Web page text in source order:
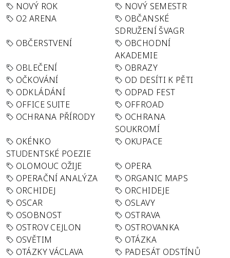
NOVÝ ROK
NOVÝ SEMESTR
O2 ARENA
OBČANSKÉ
SDRUŽENÍ ŠVAGR
OBČERSTVENÍ
OBCHODNÍ
AKADEMIE
OBLEČENÍ
OBRAZY
OČKOVÁNÍ
OD DESÍTI K PĚTI
ODKLÁDÁNÍ
ODPAD FEST
OFFICE SUITE
OFFROAD
OCHRANA PŘÍRODY
OCHRANA
SOUKROMÍ
OKÉNKO
STUDENTSKÉ POEZIE
OKUPACE
OLOMOUC OŽIJE
OPERA
OPERAČNÍ ANALÝZA
ORGANIC MAPS
ORCHIDEJ
ORCHIDEJE
OSCAR
OSLAVY
OSOBNOST
OSTRAVA
OSTROV CEJLON
OSTROVANKA
OSVĚTIM
OTÁZKA
OTÁZKY VÁCLAVA
PADESÁT ODSTÍNŮ